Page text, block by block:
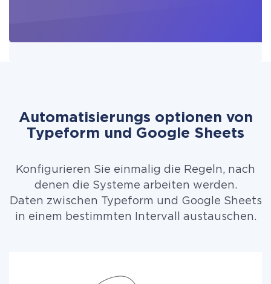
Automatisierungs optionen von
Typeform und Google Sheets
Konfigurieren Sie einmalig die Regeln, nach
denen die Systeme arbeiten werden.
Daten zwischen Typeform und Google Sheets
in einem bestimmten Intervall austauschen.